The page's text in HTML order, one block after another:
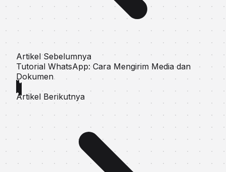
Artikel Sebelumnya
Tutorial WhatsApp: Cara Mengirim Media dan
Dokumen
Artikel Berikutnya